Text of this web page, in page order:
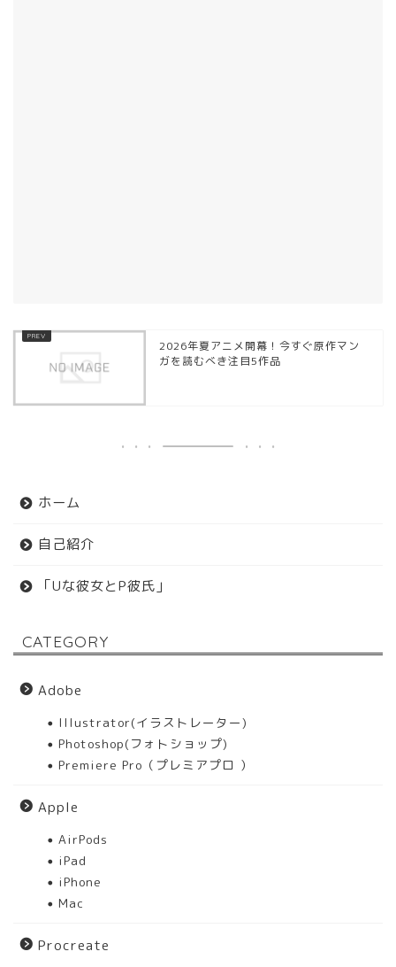
2026年夏アニメ開幕！今すぐ原作マン
ガを読むべき注目5作品
ホーム
自己紹介
「Uな彼女とP彼氏」
CATEGORY
Adobe
Illustrator(イラストレーター)
Photoshop(フォトショップ)
Premiere Pro（プレミアプロ ）
Apple
AirPods
iPad
iPhone
Mac
Procreate